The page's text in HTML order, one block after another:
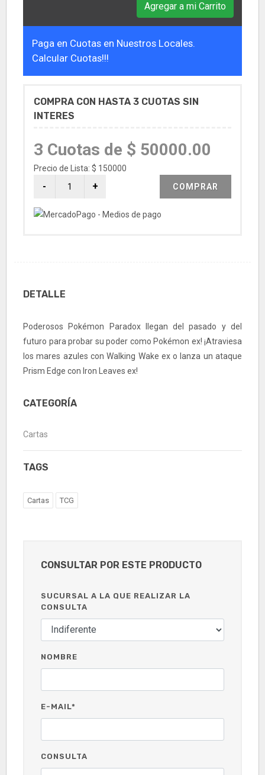
Agregar a mi Carrito
Paga en Cuotas en Nuestros Locales.
Calcular Cuotas!!!
COMPRA CON HASTA 3 CUOTAS SIN
INTERES
3 Cuotas de $ 50000.00
Precio de Lista: $ 150000
COMPRAR
DETALLE
Poderosos Pokémon Paradox llegan del pasado y del
futuro para probar su poder como Pokémon ex! ¡Atraviesa
los mares azules con Walking Wake ex o lanza un ataque
Prism Edge con Iron Leaves ex!
CATEGORÍA
Cartas
TAGS
Cartas TCG
CONSULTAR POR ESTE PRODUCTO
SUCURSAL A LA QUE REALIZAR LA
CONSULTA
NOMBRE
E-MAIL*
CONSULTA